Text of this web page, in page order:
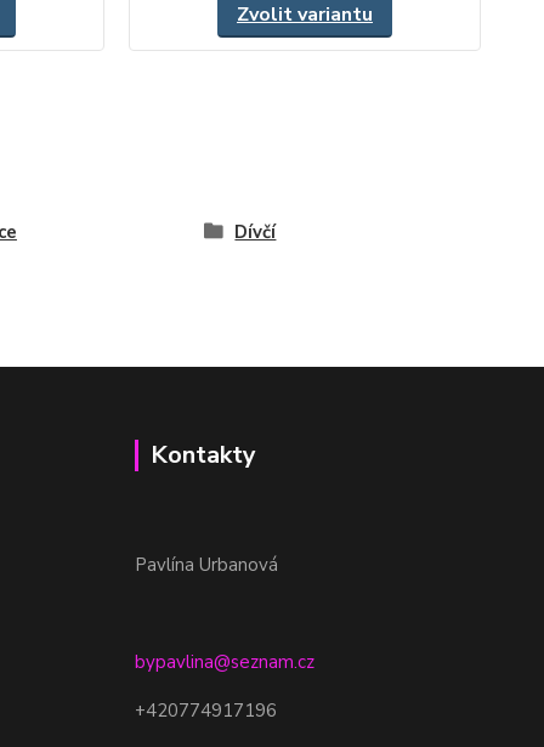
Zvolit variantu
Dívčí
Kontakty
Pavlína Urbanová
bypavlina@seznam.cz
+420774917196